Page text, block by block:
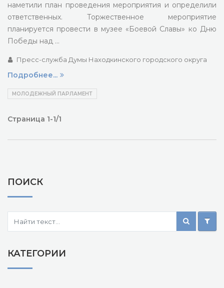
наметили план проведения мероприятия и определили
ответственных. Торжественное мероприятие
планируется провести в музее «Боевой Славы» ко Дню
Победы над …
Пресс-служба Думы Находкинского городского округа
Подробнее...
МОЛОДЕЖНЫЙ ПАРЛАМЕНТ
Страница 1-1/1
ПОИСК
КАТЕГОРИИ